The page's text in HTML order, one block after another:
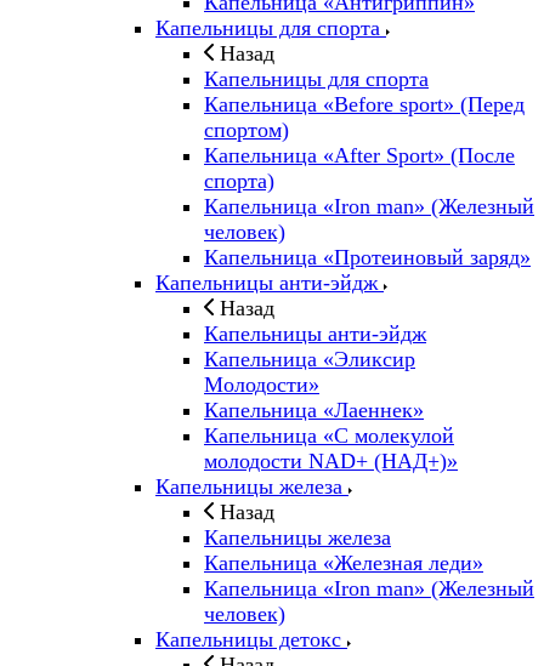
Капельницы для спорта
Назад
Капельницы для спорта
Капельница «Before sport» (Перед
спортом)
Капельница «After Sport» (После
спорта)
Капельница «Iron man» (Железный
человек)
Капельница «Протеиновый заряд»
Капельницы анти-эйдж
Назад
Капельницы анти-эйдж
Капельница «Эликсир
Молодости»
Капельница «Лаеннек»
Капельница «С молекулой
молодости NAD+ (НАД+)»
Капельницы железа
Назад
Капельницы железа
Капельница «Железная леди»
Капельница «Iron man» (Железный
человек)
Капельницы детокс